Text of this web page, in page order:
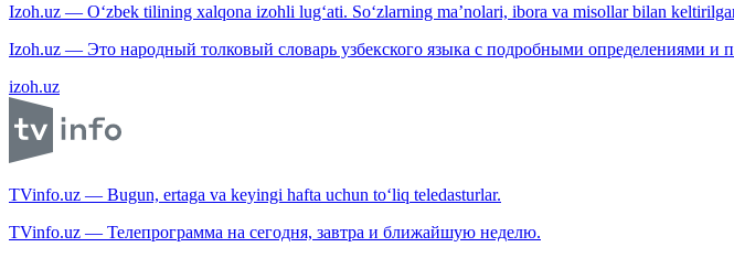
Izoh.uz — O‘zbek tilining xalqona izohli lug‘ati. So‘zlarning ma’nolari, ibora va misollar bilan
Izoh.uz — Это народный толковый словарь узбекского языка с подробными определениями и
izoh.uz
TVinfo.uz — Bugun, ertaga va keyingi hafta uchun to‘liq teledasturlar.
TVinfo.uz — Телепрограмма на сегодня, завтра и ближайшую неделю.